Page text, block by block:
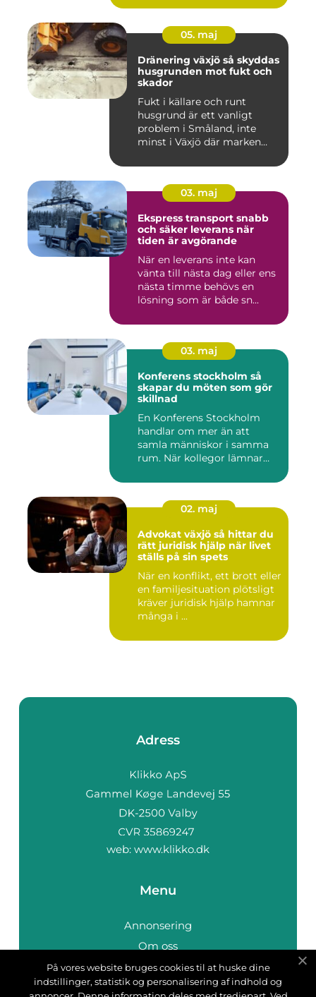
05. maj
Dränering växjö så skyddas
husgrunden mot fukt och
skador
Fukt i källare och runt
husgrund är ett vanligt
problem i Småland, inte
minst i Växjö där marken
03. maj
Ekspress transport snabb
och säker leverans när
tiden är avgörande
När en leverans inte kan
vänta till nästa dag eller ens
nästa timme behövs en
lösning som är både sn...
03. maj
Konferens stockholm så
skapar du möten som gör
skillnad
En Konferens Stockholm
handlar om mer än att
samla människor i samma
rum. När kollegor lämnar
02. maj
Advokat växjö så hittar du
rätt juridisk hjälp när livet
ställs på sin spets
När en konflikt, ett brott eller
en familjesituation plötsligt
kräver juridisk hjälp hamnar
många i ...
Adress
web: www.klikko.dk
Menu
Annonsering
Om oss
Cookies
Kontakta oss
På vores website bruges cookies til at huske dine
indstillinger, statistik og personalisering af indhold og